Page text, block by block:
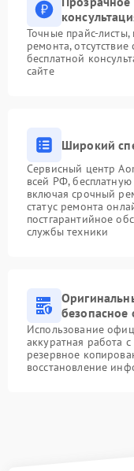
Точные прайс-
ремонта,
бесплатной
сайте
Широкий
Сервисный центр
всей РФ,
включая срочный
статус ремонта
постгарантийное
службы техники
Использование
аккуратная работа
резервное
восстановление